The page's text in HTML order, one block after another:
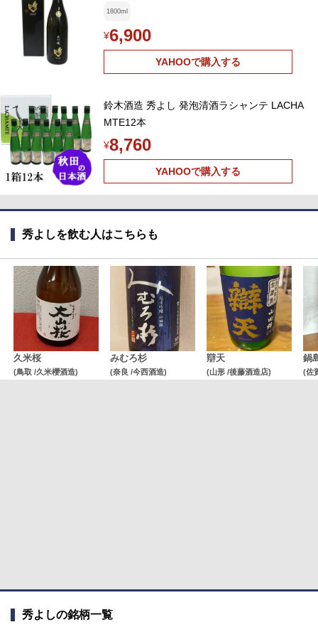
1800ml
¥6,900
YAHOOで購入する
鈴木酒造 秀よし 発泡清酒ラシャンテ LACHA
MTE12本
¥8,760
YAHOOで購入する
秀よしを飲む人はこちらも
久米桜
(鳥取 /久米櫻酒造)
みむろ杉
(奈良 /今西酒造)
辯天
(山形 /後藤酒造店)
鍋
(佐
秀よしの銘柄一覧